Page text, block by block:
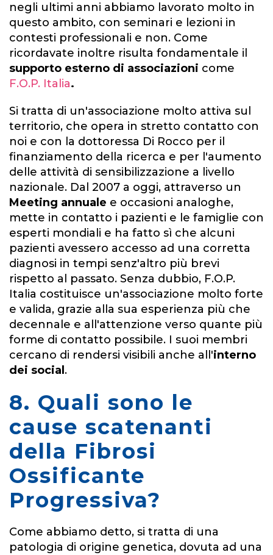
negli ultimi anni abbiamo lavorato molto in
questo ambito, con seminari e lezioni in
contesti professionali e non. Come
ricordavate inoltre risulta fondamentale il
supporto esterno di associazioni come
F.O.P. Italia.
Si tratta di un'associazione molto attiva sul
territorio, che opera in stretto contatto con
noi e con la dottoressa Di Rocco per il
finanziamento della ricerca e per l'aumento
delle attività di sensibilizzazione a livello
nazionale. Dal 2007 a oggi, attraverso un
Meeting annuale e occasioni analoghe,
mette in contatto i pazienti e le famiglie con
esperti mondiali e ha fatto sì che alcuni
pazienti avessero accesso ad una corretta
diagnosi in tempi senz'altro più brevi
rispetto al passato. Senza dubbio, F.O.P.
Italia costituisce un'associazione molto forte
e valida, grazie alla sua esperienza più che
decennale e all'attenzione verso quante più
forme di contatto possibile. I suoi membri
cercano di rendersi visibili anche all'interno
dei social.
8. Quali sono le
cause scatenanti
della Fibrosi
Ossificante
Progressiva?
Come abbiamo detto, si tratta di una
patologia di origine genetica, dovuta ad una